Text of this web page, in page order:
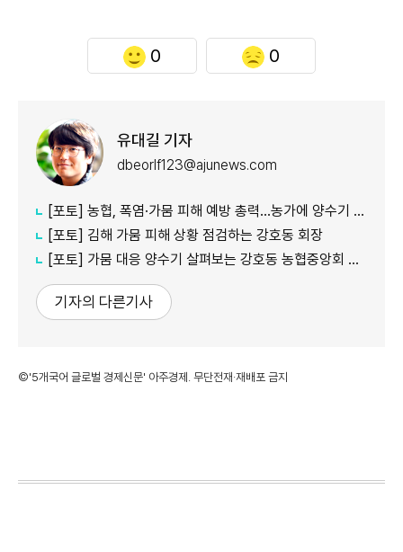
0 0
유대길 기자
dbeorlf123@ajunews.com
[포토] 농협, 폭염·가뭄 피해 예방 총력…농가에 양수기 지원
[포토] 김해 가뭄 피해 상황 점검하는 강호동 회장
[포토] 가뭄 대응 양수기 살펴보는 강호동 농협중앙회 회장
기자의 다른기사
©'5개국어 글로벌 경제신문' 아주경제. 무단전재·재배포 금지